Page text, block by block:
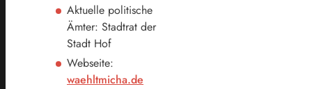
Aktuelle politische
Ämter: Stadtrat der
Stadt Hof
Webseite:
waehltmicha.de